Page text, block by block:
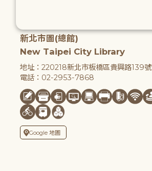
新北市圖(總館)
New Taipei City Library
地址：220218新北市板橋區貴興路139號
電話：02-2953-7868
Google 地圖